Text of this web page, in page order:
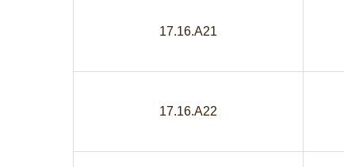
17.16.A21
17.16.A22